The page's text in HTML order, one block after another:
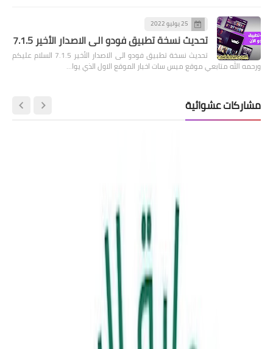
25 يوليو 2022
تحديث نسخة تطبيق فودو الى الاصدار الأخير 7.1.5
تحديث نسخة تطبيق فودو الى الاصدار الأخير 7.1.5 السلام عليكم
ورحمه الله متابعي موقع ميس سات اخبار الموقع الاول الذي يوا…
مشاركات عشوائية